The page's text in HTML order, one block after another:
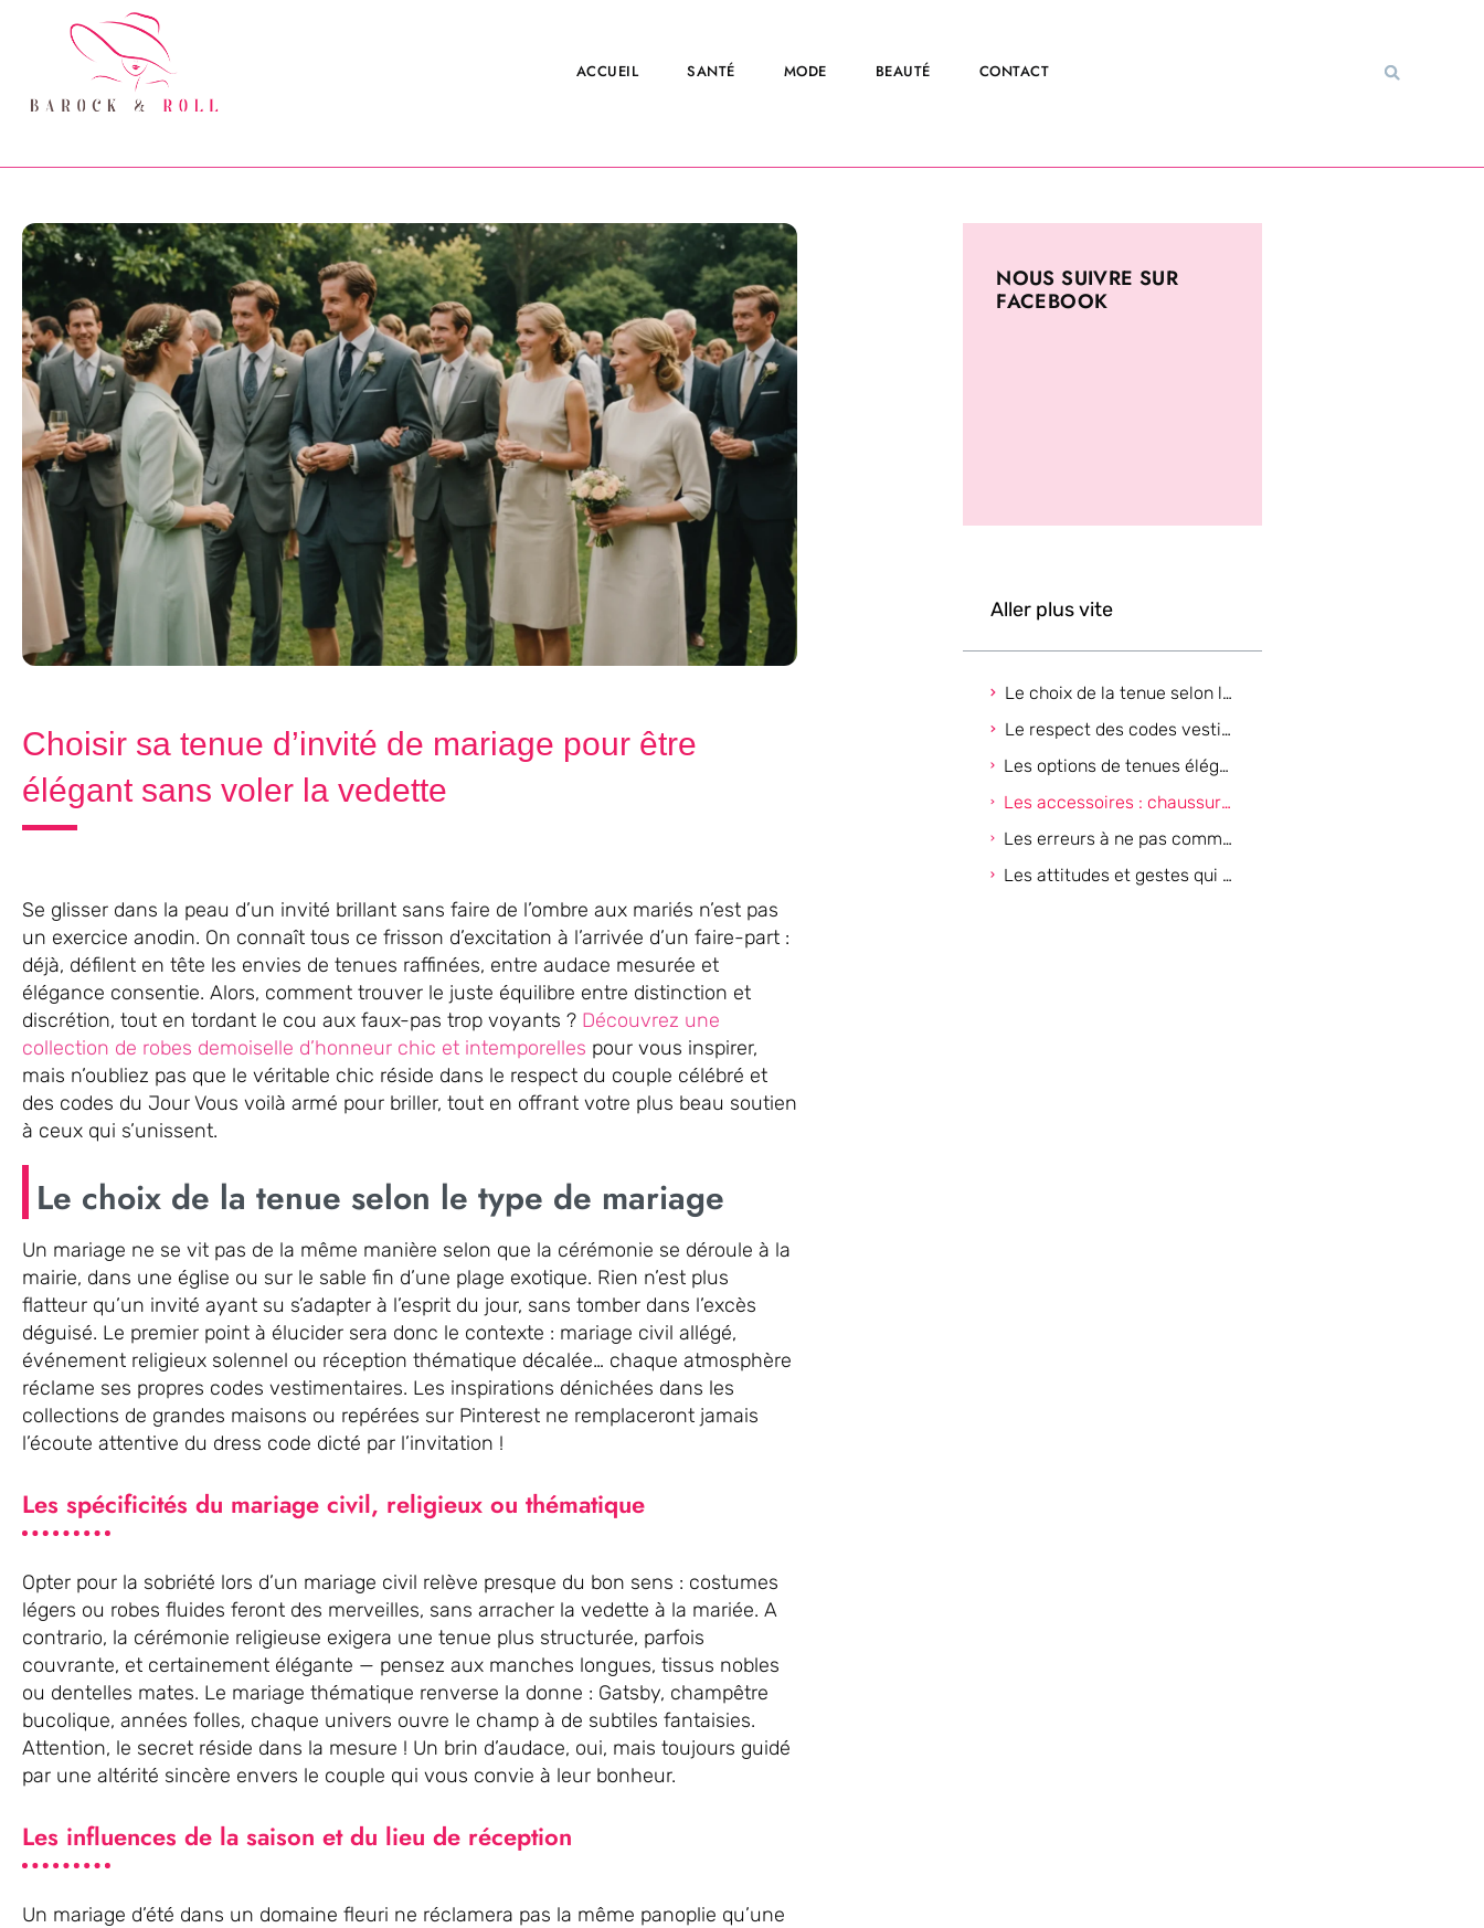
ACCUEIL SANTÉ MODE BEAUTÉ CONTACT
Choisir sa tenue d’invité de mariage pour être
élégant sans voler la vedette
Se glisser dans la peau d’un invité brillant sans faire de l’ombre aux mariés n’est pas
un exercice anodin. On connaît tous ce frisson d’excitation à l’arrivée d’un faire-part :
déjà, défilent en tête les envies de tenues raffinées, entre audace mesurée et
élégance consentie. Alors, comment trouver le juste équilibre entre distinction et
discrétion, tout en tordant le cou aux faux-pas trop voyants ? Découvrez une
collection de robes demoiselle d’honneur chic et intemporelles pour vous inspirer,
mais n’oubliez pas que le véritable chic réside dans le respect du couple célébré et
des codes du Jour Vous voilà armé pour briller, tout en offrant votre plus beau soutien
à ceux qui s’unissent.
Le choix de la tenue selon le type de mariage
Un mariage ne se vit pas de la même manière selon que la cérémonie se déroule à la
mairie, dans une église ou sur le sable fin d’une plage exotique. Rien n’est plus
flatteur qu’un invité ayant su s’adapter à l’esprit du jour, sans tomber dans l’excès
déguisé. Le premier point à élucider sera donc le contexte : mariage civil allégé,
événement religieux solennel ou réception thématique décalée… chaque atmosphère
réclame ses propres codes vestimentaires. Les inspirations dénichées dans les
collections de grandes maisons ou repérées sur Pinterest ne remplaceront jamais
l’écoute attentive du dress code dicté par l’invitation !
Les spécificités du mariage civil, religieux ou thématique
Opter pour la sobriété lors d’un mariage civil relève presque du bon sens : costumes
légers ou robes fluides feront des merveilles, sans arracher la vedette à la mariée. A
contrario, la cérémonie religieuse exigera une tenue plus structurée, parfois
couvrante, et certainement élégante — pensez aux manches longues, tissus nobles
ou dentelles mates. Le mariage thématique renverse la donne : Gatsby, champêtre
bucolique, années folles, chaque univers ouvre le champ à de subtiles fantaisies.
Attention, le secret réside dans la mesure ! Un brin d’audace, oui, mais toujours guidé
par une altérité sincère envers le couple qui vous convie à leur bonheur.
Les influences de la saison et du lieu de réception
Un mariage d’été dans un domaine fleuri ne réclamera pas la même panoplie qu’une
NOUS SUIVRE SUR
FACEBOOK
Aller plus vite
Le choix de la tenue selon le type de mariage
Le respect des codes vestimentaires et des traditions
Les options de tenues élégantes pour femmes et hommes
Les accessoires : chaussures, bijoux et sacs pour sublimer sans excès
Les erreurs à ne pas commettre pour ne pas voler la vedette
Les attitudes et gestes qui valorisent le couple célébré